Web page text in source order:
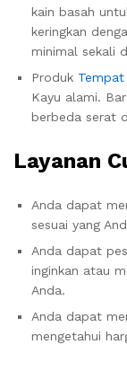
kain basah
keringkan
minimal sekali
Produk
Kayu alami.
berbeda serat
Layanan
Anda dapat
sesuai yang
Anda dapat
inginkan atau
Anda.
Anda dapat
mengetahui